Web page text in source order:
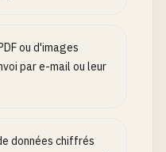
ou d'images
par e-mail ou leur
données chiffrés